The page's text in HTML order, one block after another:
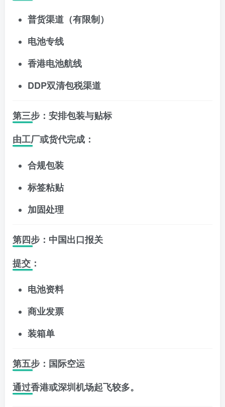
普货渠道（有限制）
电池专线
香港电池航线
DDP双清包税渠道
第三步：安排包装与贴标
由工厂或货代完成：
合规包装
标签粘贴
加固处理
第四步：中国出口报关
提交：
电池资料
商业发票
装箱单
第五步：国际空运
通过香港或深圳机场起飞较多。